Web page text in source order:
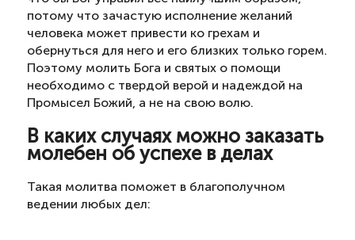
потому что зачастую исполнение желаний
человека может привести ко грехам и
обернуться для него и его близких только горем.
Поэтому молить Бога и святых о помощи
необходимо с твердой верой и надеждой на
Промысел Божий, а не на свою волю.
В каких случаях можно заказать
молебен об успехе в делах
Такая молитва поможет в благополучном
ведении любых дел: